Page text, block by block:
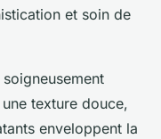
et soin de
texture douce,
enveloppent la